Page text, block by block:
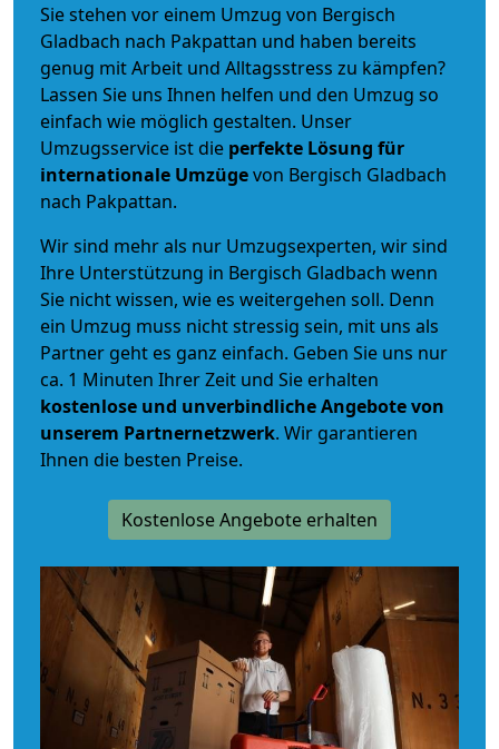
Sie stehen vor einem Umzug von Bergisch
Gladbach nach Pakpattan und haben bereits
genug mit Arbeit und Alltagsstress zu kämpfen?
Lassen Sie uns Ihnen helfen und den Umzug so
einfach wie möglich gestalten. Unser
Umzugsservice ist die perfekte Lösung für
internationale Umzügevon Bergisch Gladbach
nach Pakpattan.
Wir sind mehr als nur Umzugsexperten, wir sind
Ihre Unterstützung in Bergisch Gladbach wenn
Sie nicht wissen, wie es weitergehen soll. Denn
ein Umzug muss nicht stressig sein, mit uns als
Partner geht es ganz einfach. Geben Sie uns nur
ca. 1 Minuten Ihrer Zeit und Sie erhalten
kostenlose und unverbindlicheAngebote von
unserem Partnernetzwerk. Wir garantieren
Ihnen die besten Preise.
Kostenlose Angebote erhalten